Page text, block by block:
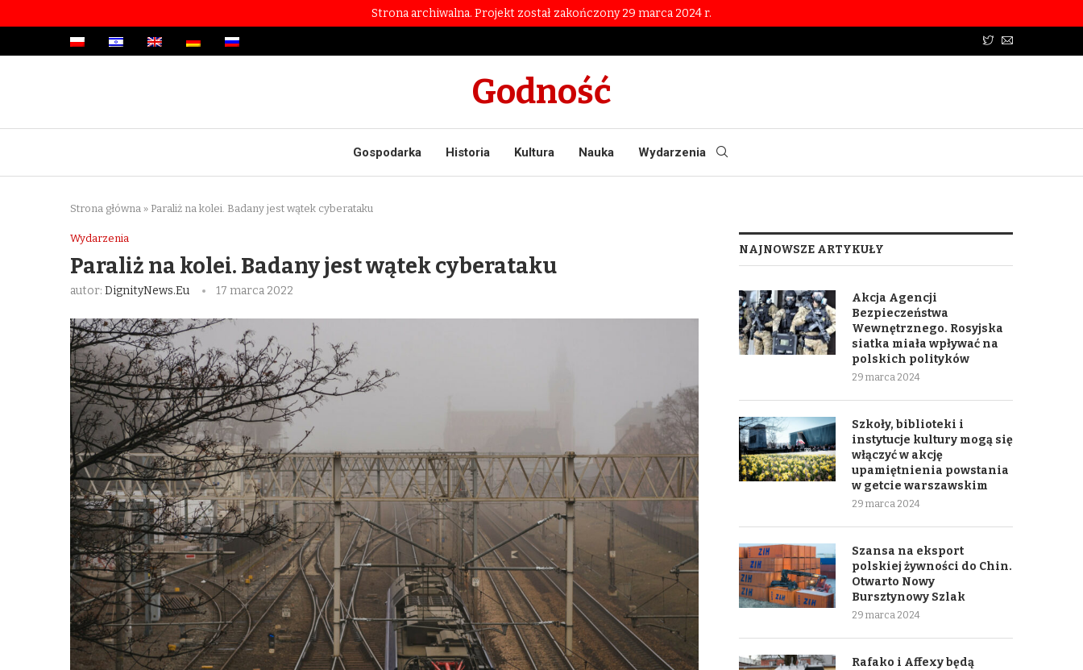
Strona archiwalna. Projekt został zakończony 29 marca 2024 r.
Godność
Gospodarka Historia Kultura Nauka Wydarzenia
Strona główna » Paraliż na kolei. Badany jest wątek cyberataku
Wydarzenia
Paraliż na kolei. Badany jest wątek cyberataku
autor: DignityNews.eu 17 marca 2022
NAJNOWSZE ARTYKUŁY
Akcja Agencji
Bezpieczeństwa
Wewnętrznego. Rosyjska
siatka miała wpływać na
polskich polityków
29 marca 2024
Szkoły, biblioteki i
instytucje kultury mogą się
włączyć w akcję
upamiętnienia powstania
w getcie warszawskim
29 marca 2024
Szansa na eksport
polskiej żywności do Chin.
Otwarto Nowy
Bursztynowy Szlak
29 marca 2024
Rafako i Affexy będą